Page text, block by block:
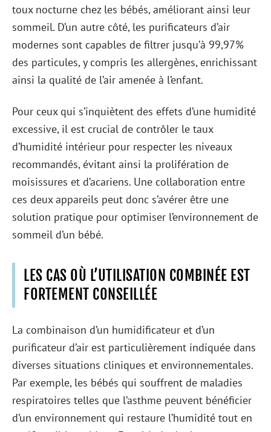
toux nocturne chez les bébés, améliorant ainsi leur
sommeil. D’un autre côté, les purificateurs d’air
modernes sont capables de filtrer jusqu’à 99,97%
des particules, y compris les allergènes, enrichissant
ainsi la qualité de l’air amenée à l’enfant.
Pour ceux qui s’inquiètent des effets d’une humidité
excessive, il est crucial de contrôler le taux
d’humidité intérieur pour respecter les niveaux
recommandés, évitant ainsi la prolifération de
moisissures et d’acariens. Une collaboration entre
ces deux appareils peut donc s’avérer être une
solution pratique pour optimiser l’environnement de
sommeil d’un bébé.
LES CAS OÙ L’UTILISATION COMBINÉE EST
FORTEMENT CONSEILLÉE
La combinaison d’un humidificateur et d’un
purificateur d’air est particulièrement indiquée dans
diverses situations cliniques et environnementales.
Par exemple, les bébés qui souffrent de maladies
respiratoires telles que l’asthme peuvent bénéficier
d’un environnement qui restaure l’humidité tout en